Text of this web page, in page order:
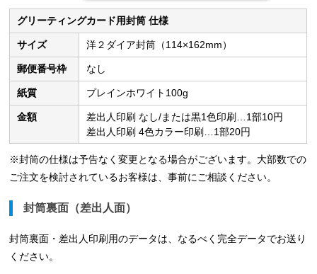
グリーティングカード用封筒 仕様
サイズ 洋２ダイア封筒（114×162mm）
郵便番号枠 なし
紙質 プレインホワイト100g
金額
差出人印刷 なし/または黒1色印刷…1部10円
差出人印刷 4色カラー印刷…1部20円
※封筒の仕様は予告なく変更となる場合がございます。大部数での
ご注文を検討されているお客様は、事前にご相談ください。
封筒裏面（差出人面）
封筒裏面・差出人印刷用のデータは、なるべく完全データでお送り
ください。